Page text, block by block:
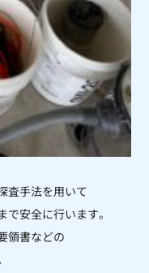
査手法を用いて
安全に行います。
領書などの